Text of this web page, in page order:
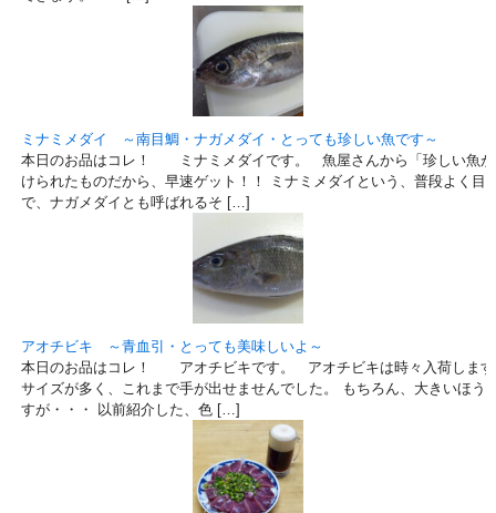
ミナミメダイ ～南目鯛・ナガメダイ・とっても珍しい魚です～
本日のお品はコレ！ ミナミメダイです。 魚屋さんから「珍しい魚が
けられたものだから、早速ゲット！！ ミナミメダイという、普段よく目
で、ナガメダイとも呼ばれるそ […]
アオチビキ ～青血引・とっても美味しいよ～
本日のお品はコレ！ アオチビキです。 アオチビキは時々入荷します
サイズが多く、これまで手が出せませんでした。 もちろん、大きいほう
すが・・・ 以前紹介した、色 […]